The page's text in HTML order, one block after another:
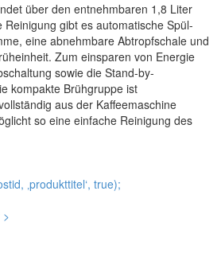
über den entnehmbaren 1,8 Liter
gibt es automatische Spül-
eine abnehmbare Abtropfschale und
Zum einsparen von Energie
sowie die Stand-by-
kompakte Brühgruppe ist
aus der Kaffeemaschine
so eine einfache Reinigung des
‚produkttitel‘, true);
>